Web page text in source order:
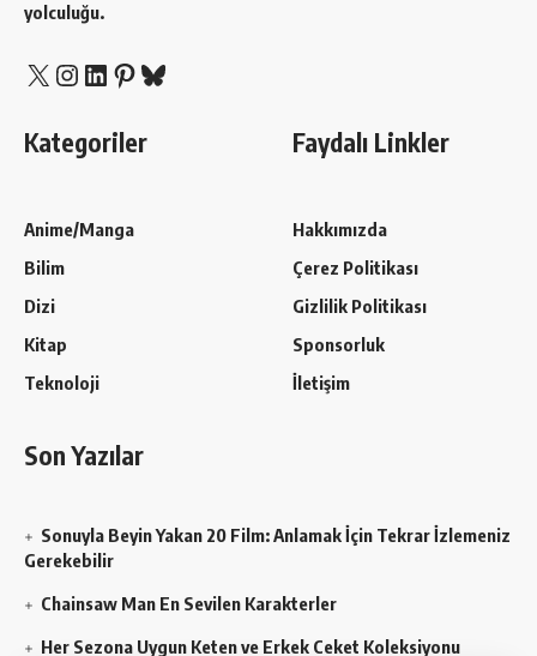
yolculuğu.
X Instagram
LinkedIn
Pinterest
Bluesky
Kategoriler
Anime/Manga
Bilim
Dizi
Kitap
Teknoloji
Faydalı Linkler
Hakkımızda
Çerez Politikası
Gizlilik Politikası
Sponsorluk
İletişim
Son Yazılar
Sonuyla Beyin Yakan 20 Film: Anlamak İçin Tekrar İzlemeniz
Gerekebilir
Chainsaw Man En Sevilen Karakterler
Her Sezona Uygun Keten ve Erkek Ceket Koleksiyonu